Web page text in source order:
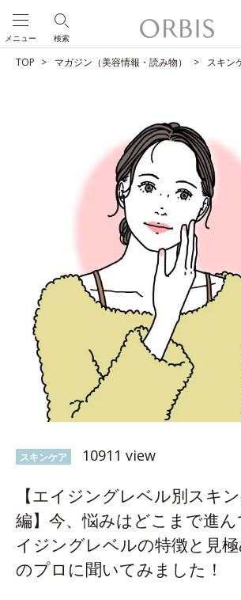
検索
メニュー
TOP マガジン（美容情報・読み物） スキン
スキンケア 10911 view
【エイジングレベル別スキ
編】今、悩みはどこまで進
イジングレベルの特徴と見
のプロに聞いてみました！